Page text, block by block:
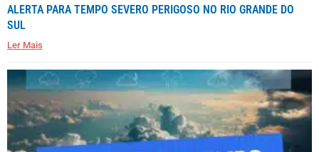
ALERTA PARA TEMPO SEVERO PERIGOSO NO RIO GRANDE DO
SUL
Ler Mais